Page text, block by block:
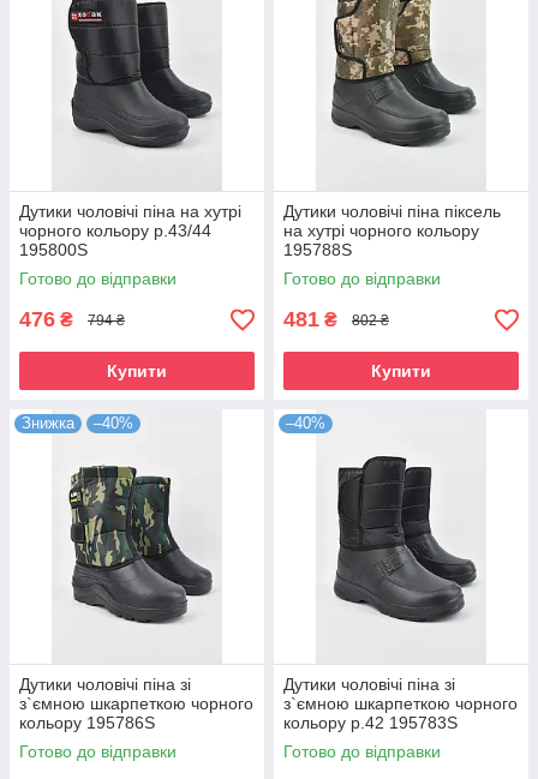
Дутики чоловічі піна на хутрі
чорного кольору р.43/44
195800S
Готово до відправки
476 ₴ 794 ₴
Купити
Дутики чоловічі піна піксель
на хутрі чорного кольору
195788S
Готово до відправки
481 ₴ 802 ₴
Купити
Знижка –40%
Дутики чоловічі піна зі
з`ємною шкарпеткою чорного
кольору 195786S
Готово до відправки
–40%
Дутики чоловічі піна зі
з`ємною шкарпеткою чорного
кольору р.42 195783S
Готово до відправки